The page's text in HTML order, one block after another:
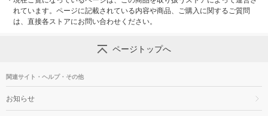
れています。ページに記載されている内容や商品、ご購入に関するご質問
は、直接各ストアにお問い合わせください。
ページトップへ
関連サイト・ヘルプ・その他
お知らせ